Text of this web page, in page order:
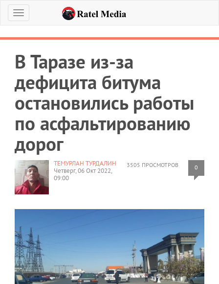
Меню
В Таразе из-за
дефицита битума
остановились работы
по асфальтированию
дорог
3505 ПРОСМОТРОВ 0
ТЕМУРЛАН ТУРДАЛИН
Четверг, 06 Окт 2022,
09:00